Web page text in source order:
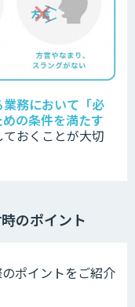
務において「必
の条件を満たす
おくことが大切
のポイント
ポイントをご紹介